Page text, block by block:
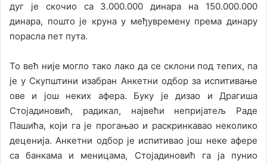
дуг је скочио са 3.000.000 динара на 150.000.000
динара, пошто је круна у међувремену према динару
порасла пет пута.
То већ није могло тако лако да се склони под тепих, па
је у Скупштини изабран Анкетни одбор за испитивање
ове и још неких афера. Буку је дизао и Драгиша
Стојадиновић, радикал, највећи непријатељ Раде
Пашића, који га је прогањао и раскринкавао неколико
деценија. Анкетни одбор је испитивао још неке афере
са банкама и меницама, Стојадиновић га ја пунио